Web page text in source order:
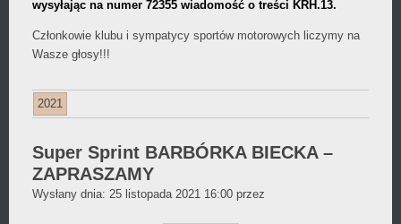
wysyłając na numer 72355 wiadomość o treści KRH.13.
Członkowie klubu i sympatycy sportów motorowych liczymy na
Wasze głosy!!!
2021
Super Sprint BARBÓRKA BIECKA –
ZAPRASZAMY
Wysłany dnia: 25 listopada 2021 16:00 przez